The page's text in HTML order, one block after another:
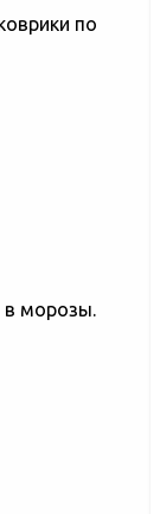
по
в морозы.